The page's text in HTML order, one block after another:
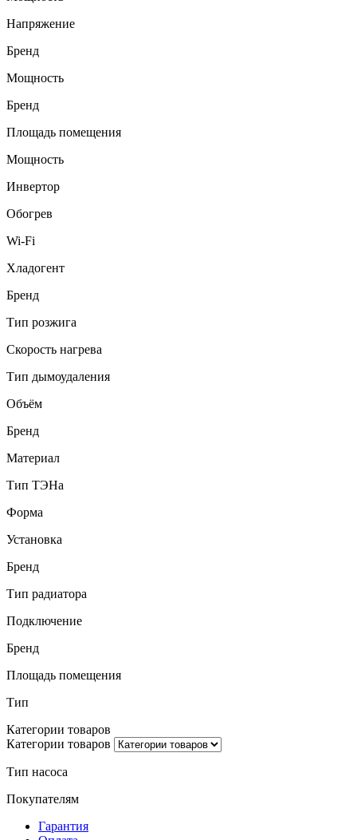
Напряжение
Бренд
Мощность
Бренд
Площадь помещения
Мощность
Инвертор
Обогрев
Wi-Fi
Хладогент
Бренд
Тип розжига
Скорость нагрева
Тип дымоудаления
Объём
Бренд
Материал
Тип ТЭНа
Форма
Установка
Бренд
Тип радиатора
Подключение
Бренд
Площадь помещения
Тип
Категории товаров
Категории товаров
Тип насоса
Покупателям
Гарантия